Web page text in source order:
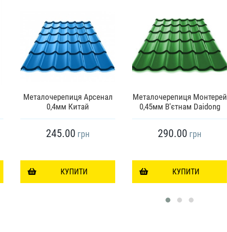
Металочерепиця Арсенал
0,4мм Китай
245.00 грн
КУПИТИ
Металочерепиця Монтерей
0,45мм В'єтнам Daidong
290.00 грн
КУПИТИ